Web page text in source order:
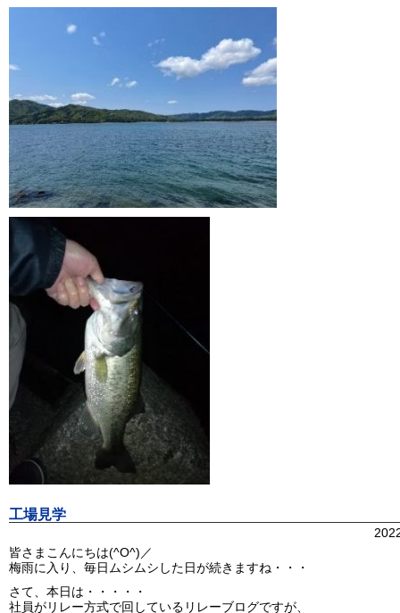
工場見学
皆さまこんにちは(^O^)／
梅雨に入り、毎日ムシムシした日が続きますね・・・
さて、本日は・・・・・
社員がリレー方式で回しているリレーブログですが、